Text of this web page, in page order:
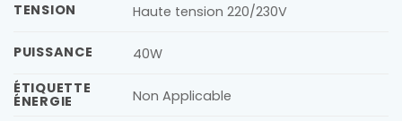
TENSION Haute tension 220/230V
PUISSANCE
40W
ÉTIQUETTE
ÉNERGIE Non Applicable